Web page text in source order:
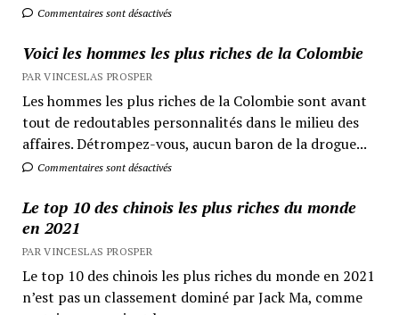
Commentaires sont désactivés
Voici les hommes les plus riches de la Colombie
PAR VINCESLAS PROSPER
Les hommes les plus riches de la Colombie sont avant
tout de redoutables personnalités dans le milieu des
affaires. Détrompez-vous, aucun baron de la drogue...
Commentaires sont désactivés
Le top 10 des chinois les plus riches du monde
en 2021
PAR VINCESLAS PROSPER
Le top 10 des chinois les plus riches du monde en 2021
n’est pas un classement dominé par Jack Ma, comme